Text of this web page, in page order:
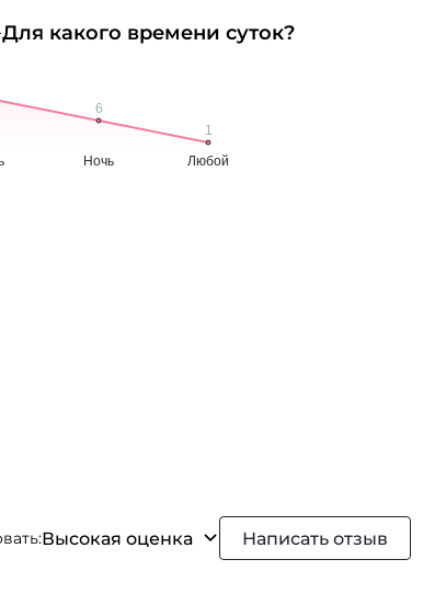
Для какого времени суток?
Высокая оценка Написать отзыв